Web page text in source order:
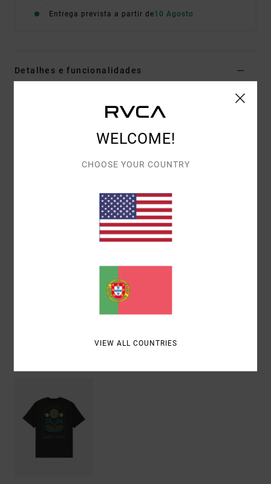
Entrega prevista a partir de10 Agosto
Detalhes e funcionalidades
Código de Cor
gola redonda em malha canelada fina
ilustrações impressas na frente e no verso
com bordado em chenille
WELCOME!
CHOOSE YOUR COUNTRY
VIEW ALL COUNTRIES